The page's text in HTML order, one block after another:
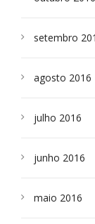
setembro
agosto 2016
julho 2016
junho 2016
maio 2016